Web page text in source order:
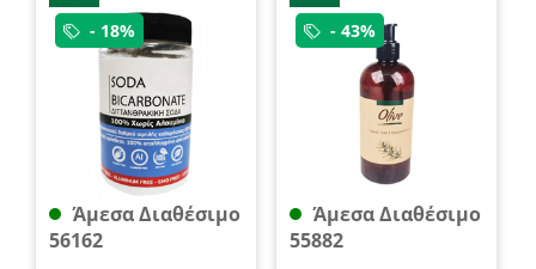
- 18%
Άμεσα Διαθέσιμο
56162
- 43%
Άμεσα Διαθέσιμο
55882